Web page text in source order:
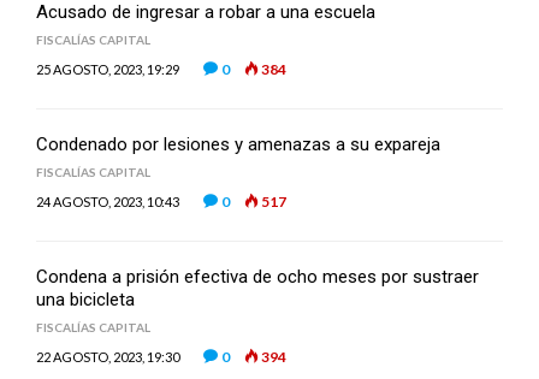
Acusado de ingresar a robar a una escuela
FISCALÍAS CAPITAL
25 AGOSTO, 2023, 19:29 0 384
Condenado por lesiones y amenazas a su expareja
FISCALÍAS CAPITAL
24 AGOSTO, 2023, 10:43 0 517
Condena a prisión efectiva de ocho meses por sustraer
una bicicleta
FISCALÍAS CAPITAL
22 AGOSTO, 2023, 19:30 0 394